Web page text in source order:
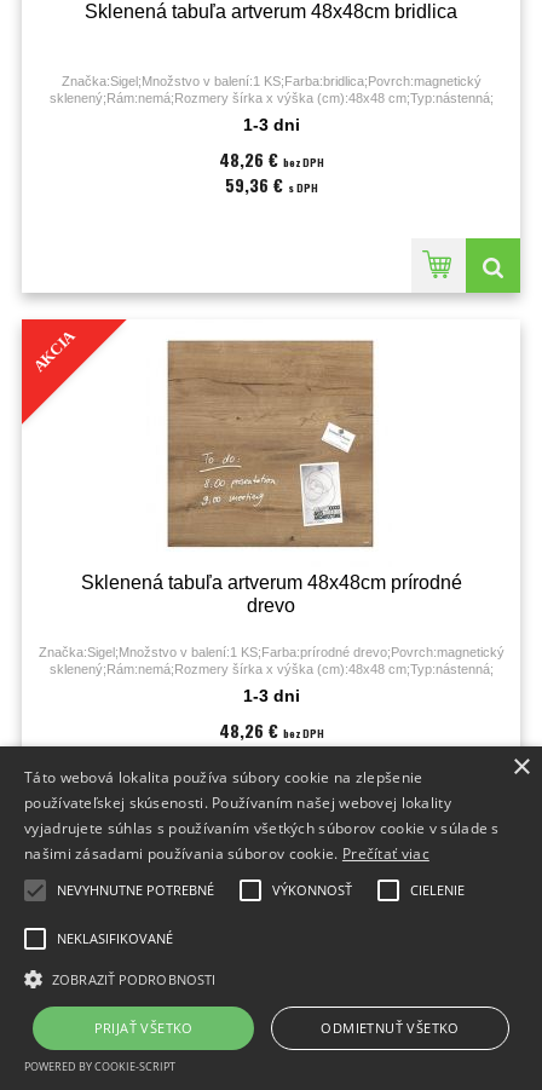
Sklenená tabuľa artverum 48x48cm bridlica
Značka:Sigel;Množstvo v balení:1 KS;Farba:bridlica;Povrch:magnetický
sklenený;Rám:nemá;Rozmery šírka x výška (cm):48x48 cm;Typ:nástenná;
1-3 dni
48,26 € bez DPH
59,36 € s DPH
AKCIA
Sklenená tabuľa artverum 48x48cm prírodné
drevo
Značka:Sigel;Množstvo v balení:1 KS;Farba:prírodné drevo;Povrch:magnetický
sklenený;Rám:nemá;Rozmery šírka x výška (cm):48x48 cm;Typ:nástenná;
1-3 dni
48,26 € bez DPH
×
Táto webová lokalita používa súbory cookie na zlepšenie
používateľskej skúsenosti. Používaním našej webovej lokality
vyjadrujete súhlas s používaním všetkých súborov cookie v súlade s
našimi zásadami používania súborov cookie. Prečítať viac
NEVYHNUTNE POTREBNÉ VÝKONNOSŤ CIELENIE
NEKLASIFIKOVANÉ
ZOBRAZIŤ PODROBNOSTI
PRIJAŤ VŠETKO ODMIETNUŤ VŠETKO
POWERED BY COOKIE-SCRIPT